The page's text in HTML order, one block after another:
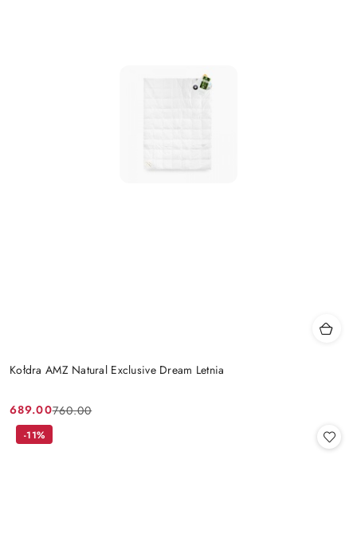
Kołdra AMZ Natural Exclusive Dream Letnia
Cena
promocyjna:
689.00
Cena
przed
760.00
-11%